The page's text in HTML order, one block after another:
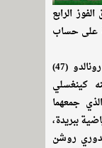
الرابع
على حساب
سجل أهداف النصر البرتغالي كريستيانو رونالدو (47)
(53) ومواطنه كينغسلي
الذي جمعهما
ببريدة،
روشن